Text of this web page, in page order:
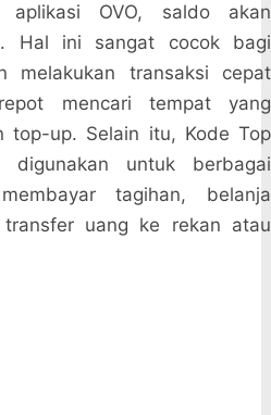
OVO, saldo akan
Hal ini sangat cocok bagi
melakukan transaksi cepat
mencari tempat yang
top-up. Selain itu, Kode Top
untuk berbagai
tagihan, belanja
uang ke rekan atau